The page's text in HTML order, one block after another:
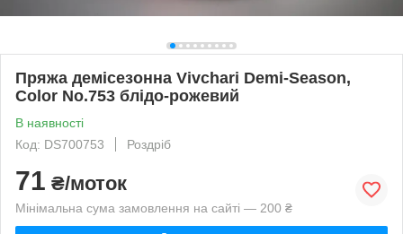
Пряжа демісезонна Vivchari Demi-Season,
Color No.753 блідо-рожевий
В наявності
Код: DS700753
Роздріб
71 ₴/моток
Мінімальна сума замовлення на сайті — 200 ₴